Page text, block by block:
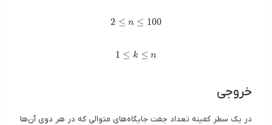
2 \leq n \leq 100
2 ≤ n ≤ 100
1 \leq k \leq n
1 ≤ k ≤ n
خروجی
در یک سطر کمینه تعداد جفت جایگاه‌های متوالی که در هر دوی آن‌ها